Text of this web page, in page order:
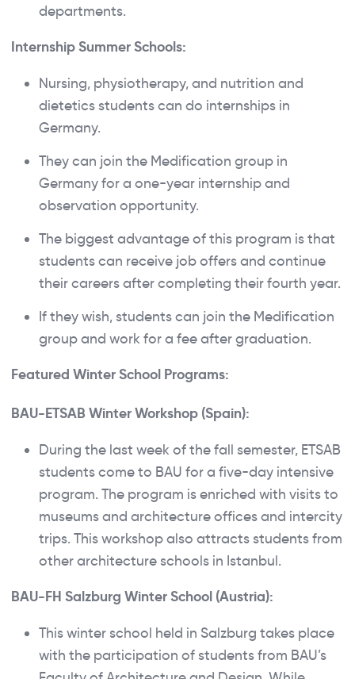
departments.
Internship Summer Schools:
Nursing, physiotherapy, and nutrition and
dietetics students can do internships in
Germany.
They can join the Medification group in
Germany for a one-year internship and
observation opportunity.
The biggest advantage of this program is that
students can receive job offers and continue
their careers after completing their fourth year.
If they wish, students can join the Medification
group and work for a fee after graduation.
Featured Winter School Programs:
BAU-ETSAB Winter Workshop (Spain):
During the last week of the fall semester, ETSAB
students come to BAU for a five-day intensive
program. The program is enriched with visits to
museums and architecture offices and intercity
trips. This workshop also attracts students from
other architecture schools in Istanbul.
BAU-FH Salzburg Winter School (Austria):
This winter school held in Salzburg takes place
with the participation of students from BAU’s